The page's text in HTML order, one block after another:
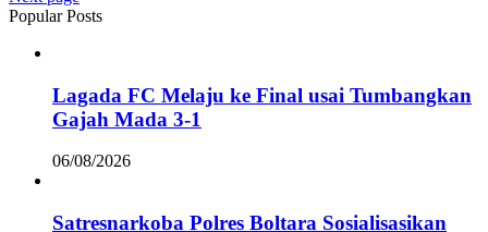
Popular Posts
Lagada FC Melaju ke Final usai Tumbangkan
Gajah Mada 3-1
06/08/2026
Satresnarkoba Polres Boltara Sosialisasikan